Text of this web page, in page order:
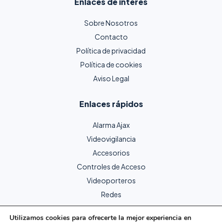
Sobre Nosotros
Contacto
Política de privacidad
Política de cookies
Aviso Legal
Enlaces rápidos
Alarma Ajax
Videovigilancia
Accesorios
Controles de Acceso
Videoporteros
Redes
Utilizamos cookies para ofrecerte la mejor experiencia en